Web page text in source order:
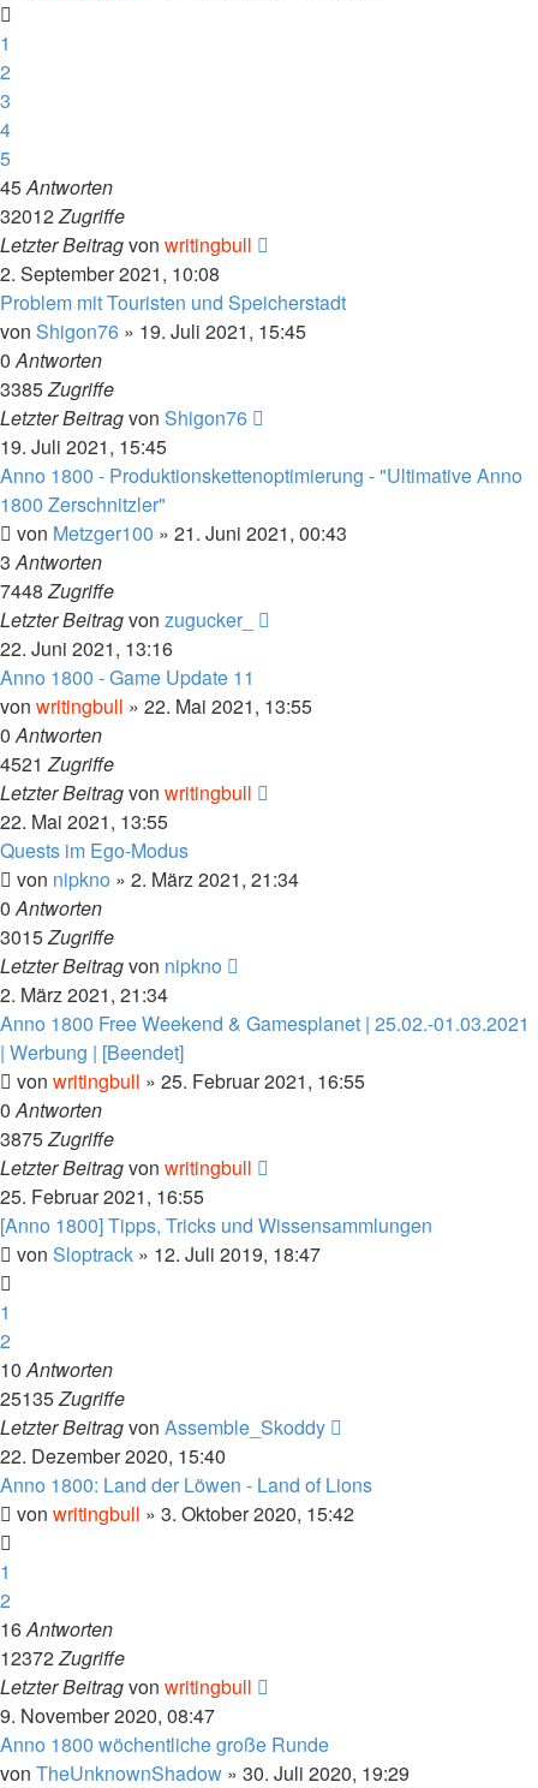
1
2
3
4
5
45Antworten
32012Zugriffe
Letzter Beitragvon writingbull
2. September 2021, 10:08
Problem mit Touristen und Speicherstadt
von Shigon76 » 19. Juli 2021, 15:45
0Antworten
3385Zugriffe
Letzter Beitragvon Shigon76
19. Juli 2021, 15:45
Anno 1800 - Produktionskettenoptimierung - "Ultimative Anno
1800 Zerschnitzler"
von Metzger100 » 21. Juni 2021, 00:43
3Antworten
7448Zugriffe
Letzter Beitragvon zugucker_
22. Juni 2021, 13:16
Anno 1800 - Game Update 11
von writingbull » 22. Mai 2021, 13:55
0Antworten
4521Zugriffe
Letzter Beitragvon writingbull
22. Mai 2021, 13:55
Quests im Ego-Modus
von nipkno » 2. März 2021, 21:34
0Antworten
3015Zugriffe
Letzter Beitragvon nipkno
2. März 2021, 21:34
Anno 1800 Free Weekend & Gamesplanet | 25.02.-01.03.2021
| Werbung | [Beendet]
von writingbull » 25. Februar 2021, 16:55
0Antworten
3875Zugriffe
Letzter Beitragvon writingbull
25. Februar 2021, 16:55
[Anno 1800] Tipps, Tricks und Wissensammlungen
von Sloptrack » 12. Juli 2019, 18:47
1
2
10Antworten
25135Zugriffe
Letzter Beitragvon Assemble_Skoddy
22. Dezember 2020, 15:40
Anno 1800: Land der Löwen - Land of Lions
von writingbull » 3. Oktober 2020, 15:42
1
2
16Antworten
12372Zugriffe
Letzter Beitragvon writingbull
9. November 2020, 08:47
Anno 1800 wöchentliche große Runde
von TheUnknownShadow » 30. Juli 2020, 19:29